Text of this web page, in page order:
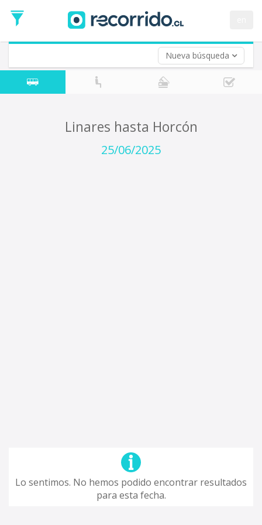
Nueva búsqueda
de
Ida
Vuelta (opcional)
Fecha
de
Linares hasta Horcón
25/06/2025
Lo sentimos. No hemos podido encontrar resultados
para esta fecha.